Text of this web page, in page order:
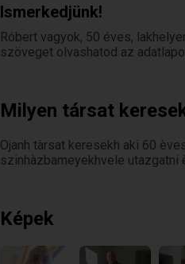
Ismerkedjünk!
Róbert vagyok, 50 éves,
szöveget olvashatod az
Milyen társat
Ojanh tàrsat keresekh aki 60
szinhàzbameyekhvele utazgatni
Képek